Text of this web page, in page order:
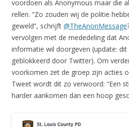
voordoen als Anonymous maar die
rellen. “Zo zouden wij de politie
geweld”, schrijft @TheAnonMessage
vervolgen met de mededeling dat
informatie wil doorgeven (update:
geblokkeerd door Twitter). Om
voorkomen zet de groep zijn acties
Tweet wordt dit zo verwoord: “Een
harder aankomen dan een hoop